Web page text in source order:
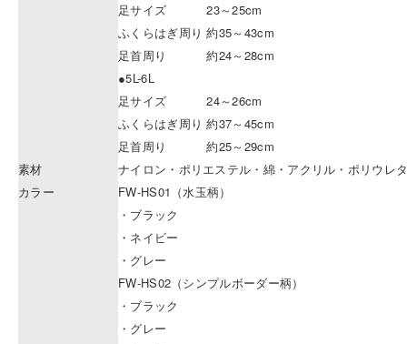
足サイズ 23～25cm
ふくらはぎ周り 約35～43cm
足首周り 約24～28cm
●5L-6L
足サイズ 24～26cm
ふくらはぎ周り 約37～45cm
足首周り 約25～29cm
素材
ナイロン・ポリエステル・綿・アクリル・ポリウレ
カラー
FW-HS01（水玉柄）
・ブラック
・ネイビー
・グレー
FW-HS02（シンプルボーダー柄）
・ブラック
・グレー